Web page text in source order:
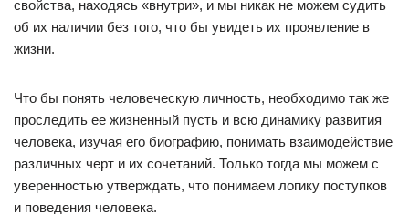
свойства, находясь «внутри», и мы никак не можем судить
об их наличии без того, что бы увидеть их проявление в
жизни.
Что бы понять человеческую личность, необходимо так же
проследить ее жизненный пусть и всю динамику развития
человека, изучая его биографию, понимать взаимодействие
различных черт и их сочетаний. Только тогда мы можем с
уверенностью утверждать, что понимаем логику поступков
и поведения человека.